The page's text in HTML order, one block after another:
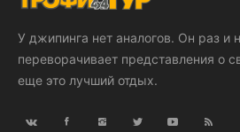
У джипинга нет аналогов. Он раз и
переворачивает представления о
еще это лучший отдых.